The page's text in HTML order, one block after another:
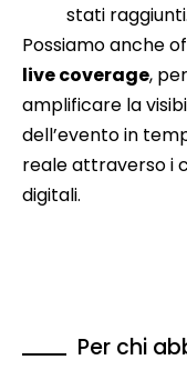
stati raggiunti.
Possiamo anche
live coverage, per
amplificare la
dell’evento in
reale attraverso i
digitali.
Per chi